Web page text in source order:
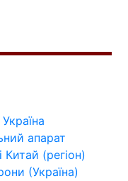
Україна
апарат
Китай (регіон)
(Україна)